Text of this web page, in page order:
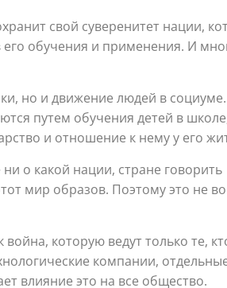
свой суверенитет нации,
его обучения и применения. И
но и движение людей в
путем обучения детей в
и отношение к нему у его
о какой нации, стране говорить
мир образов. Поэтому это не
которую ведут только те,
компании,
влияние это на все общество.